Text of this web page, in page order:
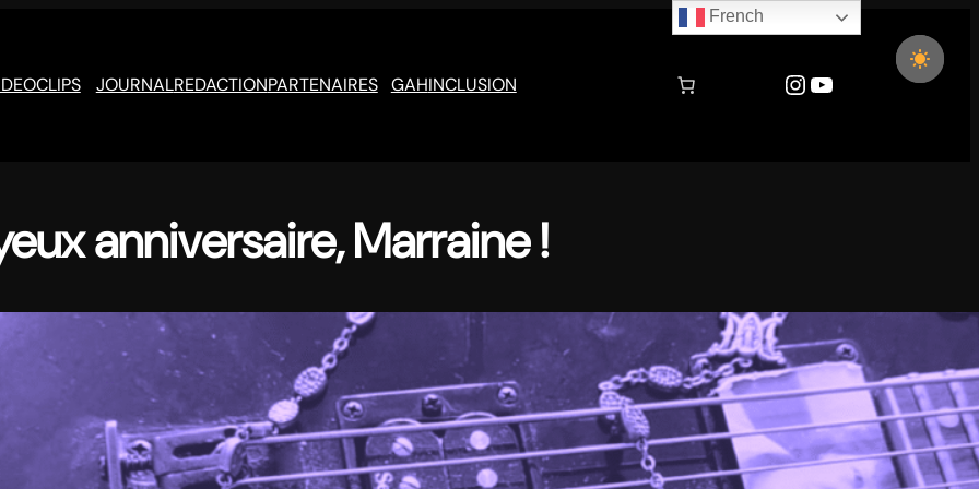
JOURNALREDACTIONPARTENAIRES GAHINCLUSION Instagram
YouTube
anniversaire, Marraine !
French